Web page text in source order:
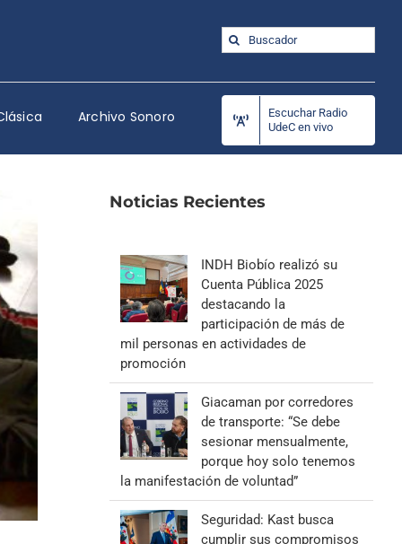
Buscar:
Archivo Sonoro
Escuchar Radio
UdeC en vivo
Noticias Recientes
INDH Biobío realizó su
Cuenta Pública 2025
destacando la
participación de más de
mil personas en actividades de
promoción
Giacaman por corredores
de transporte: “Se debe
sesionar mensualmente,
porque hoy solo tenemos
la manifestación de voluntad”
Seguridad: Kast busca
cumplir sus compromisos